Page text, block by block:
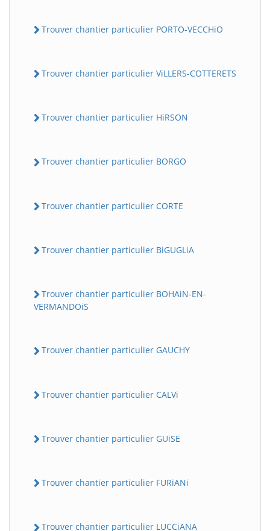
Trouver chantier particulier PORTO-VECCHiO
Trouver chantier particulier ViLLERS-COTTERETS
Trouver chantier particulier HiRSON
Trouver chantier particulier BORGO
Trouver chantier particulier CORTE
Trouver chantier particulier BiGUGLiA
Trouver chantier particulier BOHAiN-EN-
VERMANDOiS
Trouver chantier particulier GAUCHY
Trouver chantier particulier CALVi
Trouver chantier particulier GUiSE
Trouver chantier particulier FURiANi
Trouver chantier particulier LUCCiANA